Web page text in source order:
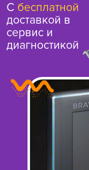
С бесплатной
доставкой в
сервис и
диагностикой